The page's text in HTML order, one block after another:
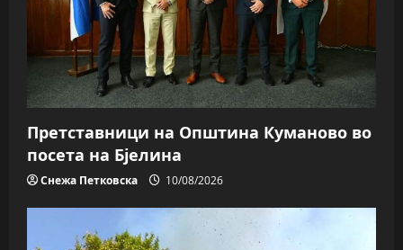
Претставници на Општина Куманово во
посета на Бјелина
Снежа Петковска 10/08/2026